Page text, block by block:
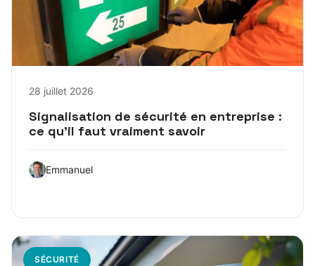
28 juillet 2026
Signalisation de sécurité en entreprise :
ce qu’il faut vraiment savoir
Emmanuel
SÉCURITÉ